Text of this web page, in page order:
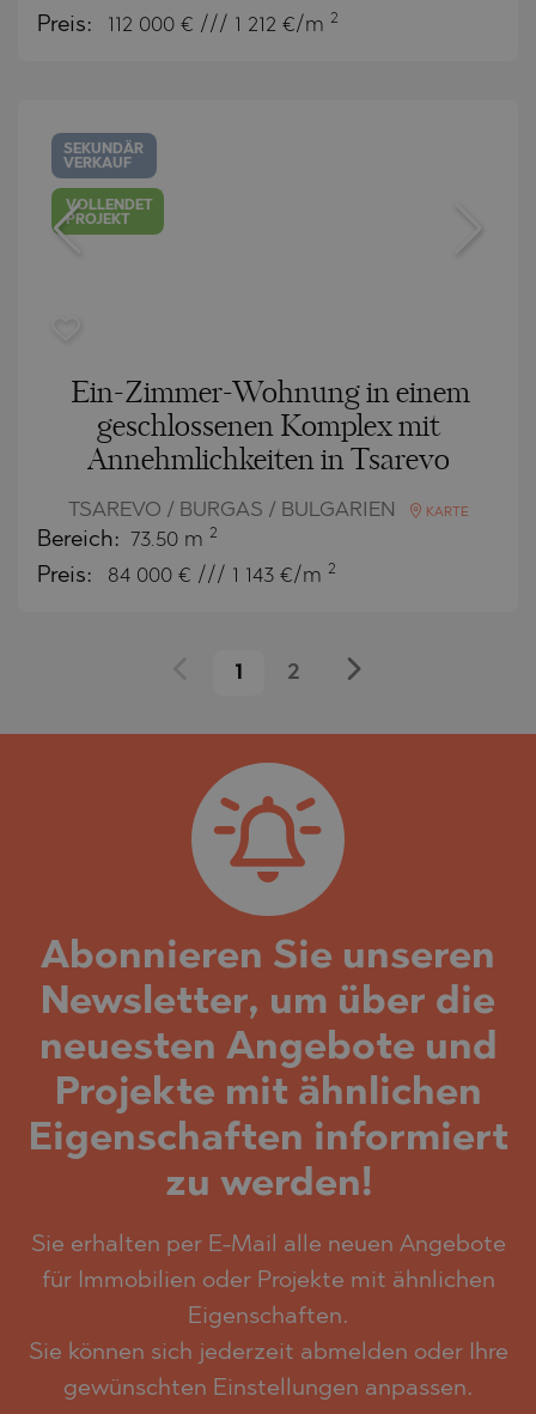
Preis:
112 000 € /// 1 212 €/m 2
SEKUNDÄR
VERKAUF
VOLLENDET
PROJEKT
Ein-Zimmer-Wohnung in einem
geschlossenen Komplex mit
Annehmlichkeiten in Tsarevo
TSAREVO / BURGAS / BULGARIEN KARTE
Bereich: 73.50 m 2
Preis: 84 000 € /// 1 143 €/m 2
1 2
Abonnieren Sie unseren
Newsletter, um über die
neuesten Angebote und
Projekte mit ähnlichen
Eigenschaften informiert
zu werden!
Sie erhalten per E-Mail alle neuen Angebote
für Immobilien oder Projekte mit ähnlichen
Eigenschaften.
Sie können sich jederzeit abmelden oder Ihre
gewünschten Einstellungen anpassen.